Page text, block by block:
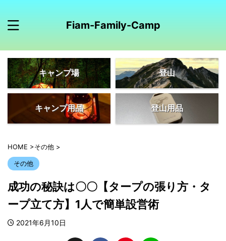
Fiam-Family-Camp
キャンプ場 登山
キャンプ用品 登山用品
HOME >その他 >
その他
成功の秘訣は〇〇【タープの張り方・タ
ープ立て方】1人で簡単設営術
2021年6月10日